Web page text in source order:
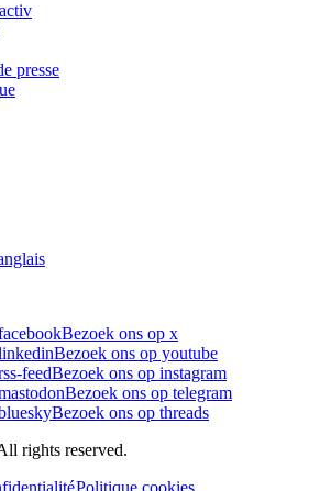
presse
Bezoek ons op x
Bezoek ons op youtube
feedBezoek ons op instagram
Bezoek ons op telegram
Bezoek ons op threads
rights reserved.
Politique cookies